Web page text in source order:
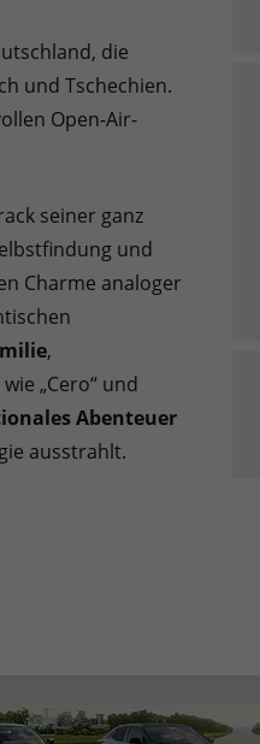
die
und Tschechien.
Open-Air-
seiner ganz
und
Charme analoger
,
„Cero“ und
Abenteuer
ausstrahlt.